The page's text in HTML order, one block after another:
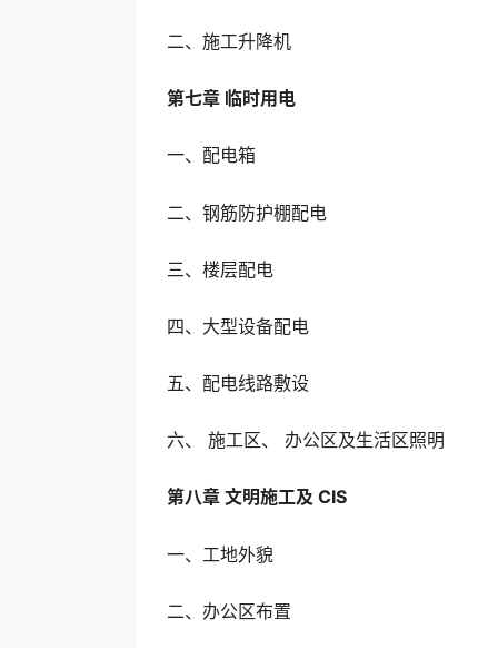
二、施工升降机
第七章 临时用电
一、配电箱
二、钢筋防护棚配电
三、楼层配电
四、大型设备配电
五、配电线路敷设
六、 施工区、 办公区及生活区照明
第八章 文明施工及 CIS
一、工地外貌
二、办公区布置